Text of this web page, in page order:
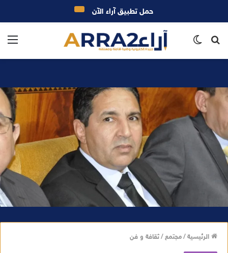
بحث
الرئيسية/مجتمع/ثقافة و فن
حمل تطبيق آراء الآن